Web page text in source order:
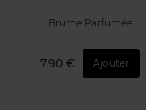
Brume Parfumée
7,90 € Ajouter